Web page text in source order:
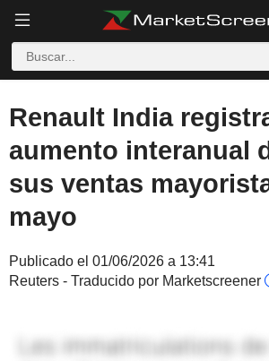
Renault India
aumento interanual
sus ventas
mayo
Publicado el 01/06/2026 a 13:41
Reuters - Traducido por Marketscreener